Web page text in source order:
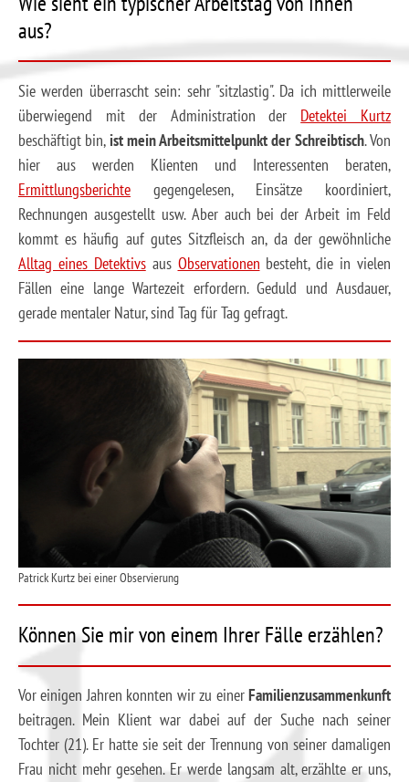
aus?
Sie werden überrascht sein: sehr "sitzlastig". Da ich mittlerweile
überwiegend mit der Administration der Detektei Kurtz
beschäftigt bin,ist mein Arbeitsmittelpunkt der Schreibtisch. Von
hier aus werden Klienten und Interessenten beraten,
Ermittlungsberichte gegengelesen, Einsätze koordiniert,
Rechnungen ausgestellt usw. Aber auch bei der Arbeit im Feld
kommt es häufig auf gutes Sitzfleisch an, da der gewöhnliche
Alltag eines Detektivsaus Observationen besteht, die in vielen
Fällen eine lange Wartezeit erfordern. Geduld und Ausdauer,
gerade mentaler Natur, sind Tag für Tag gefragt.
Patrick Kurtz bei einer Observierung
Können Sie mir von einem Ihrer Fälle erzählen?
Vor einigen Jahren konnten wir zu einerFamilienzusammenkunft
beitragen. Mein Klient war dabei auf der Suche nach seiner
Tochter (21). Er hatte sie seit der Trennung von seiner damaligen
Frau nicht mehr gesehen. Er werde langsam alt, erzählte er uns,